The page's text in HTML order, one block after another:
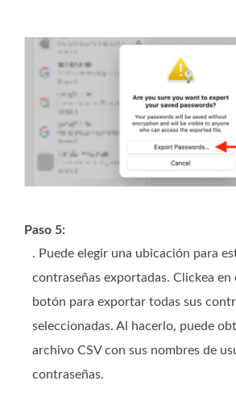
Paso 5:
. Puede elegir una ubicación para
contraseñas exportadas. Clickea en
botón para exportar todas sus
seleccionadas. Al hacerlo, puede
archivo CSV con sus nombres de
contraseñas.